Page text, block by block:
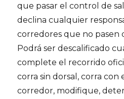
que pasar el control de
declina cualquier
corredores que no pasen
Podrá ser descalificado
complete el recorrido
corra sin dorsal, corra con
corredor, modifique,